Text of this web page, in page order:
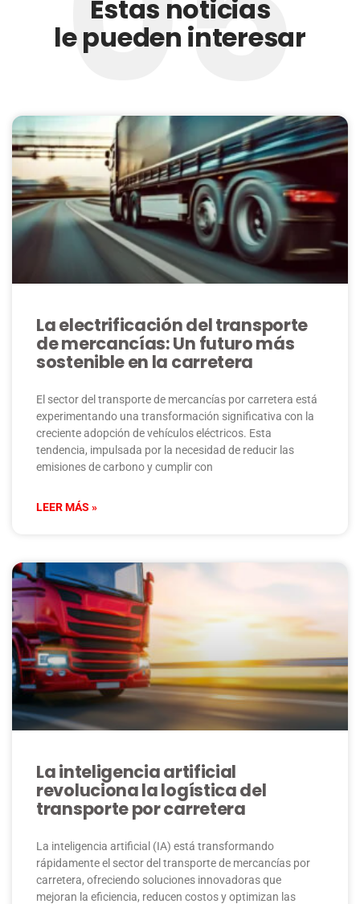
Estas noticias
le pueden interesar
La electrificación del transporte
de mercancías: Un futuro más
sostenible en la carretera
El sector del transporte de mercancías por carretera está
experimentando una transformación significativa con la
creciente adopción de vehículos eléctricos. Esta
tendencia, impulsada por la necesidad de reducir las
emisiones de carbono y cumplir con
LEER MÁS »
La inteligencia artificial
revoluciona la logística del
transporte por carretera
La inteligencia artificial (IA) está transformando
rápidamente el sector del transporte de mercancías por
carretera, ofreciendo soluciones innovadoras que
mejoran la eficiencia, reducen costos y optimizan las